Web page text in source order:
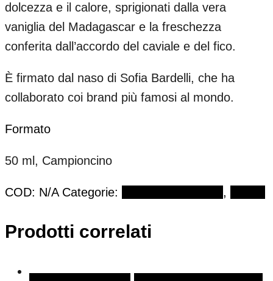
dolcezza e il calore, sprigionati dalla vera
vaniglia del Madagascar e la freschezza
conferita dall’accordo del caviale e del fico.
È firmato dal naso di Sofia Bardelli, che ha
collaborato coi brand più famosi al mondo.
Formato
50 ml, Campioncino
COD: N/A Categorie: ,
Prodotti correlati